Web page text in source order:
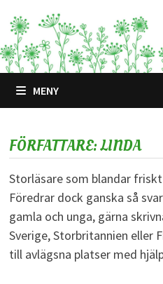
till
innehåll
MENY
FÖRFATTARE:LINDA
Storläsare som blandar
Föredrar dock ganska så
gamla och unga, gärna
Sverige, Storbritannien eller
till avlägsna platser med